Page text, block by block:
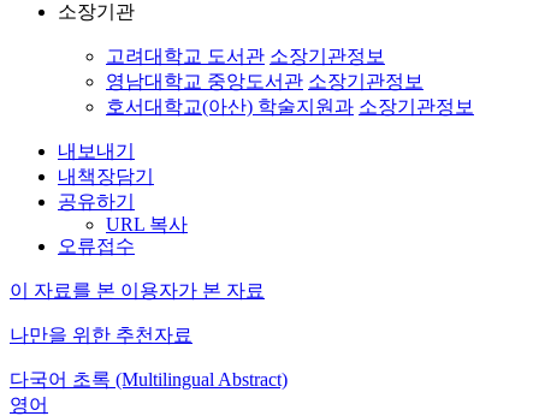
소장기관
고려대학교 도서관 소장기관정보
영남대학교 중앙도서관 소장기관정보
호서대학교(아산) 학술지원과 소장기관정보
내보내기
내책장담기
공유하기
URL 복사
오류접수
이 자료를 본 이용자가 본 자료
나만을 위한 추천자료
다국어 초록 (Multilingual Abstract)
영어